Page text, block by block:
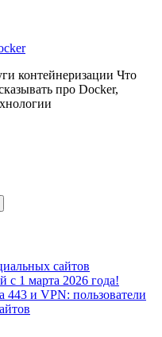
контейнеризации Что
про Docker,
сайтов
с 1 марта 2026 года!
443 и VPN: пользователи